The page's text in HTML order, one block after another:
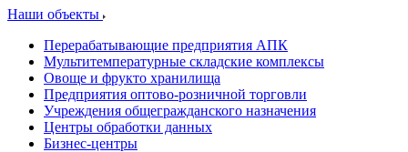
Наши объекты
Перерабатывающие предприятия АПК
Мультитемпературные складские комплексы
Овоще и фрукто хранилища
Предприятия оптово-розничной торговли
Учреждения общегражданского назначения
Центры обработки данных
Бизнес-центры